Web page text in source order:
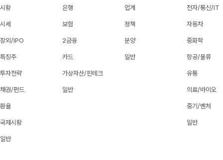
시황
시세
장외/IPO
특징주
투자전략
채권/펀드
환율
국제시황
일반
은행
보험
2금융
카드
가상자산/핀테크
일반
업계
정책
분양
일반
전자/통신/IT
자동차
중화학
항공/물류
유통
의료/바이오
중기/벤처
일반